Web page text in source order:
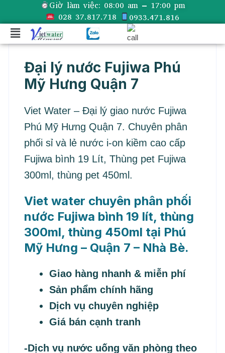
Giờ làm việc: 08:00 am – 17:00 pm
028 37.817.718
0933.471.816
Đại lý nước Fujiwa Phú
Mỹ Hưng Quận 7
Viet Water – Đại lý giao nước Fujiwa
Phú Mỹ Hưng Quận 7. Chuyên phân
phối sỉ và lẻ nước i-on kiềm cao cấp
Fujiwa bình 19 Lít, Thùng pet Fujiwa
300ml, thùng pet 450ml.
Viet water chuyên phân phối
nước Fujiwa bình 19 lít, thùng
300ml, thùng 450ml tại Phú
Mỹ Hưng – Quận 7 – Nhà Bè.
Giao hàng nhanh & miễn phí
Sản phẩm chính hãng
Dịch vụ chuyên nghiệp
Giá bán cạnh tranh
-Dịch vụ nước uống văn phòng theo